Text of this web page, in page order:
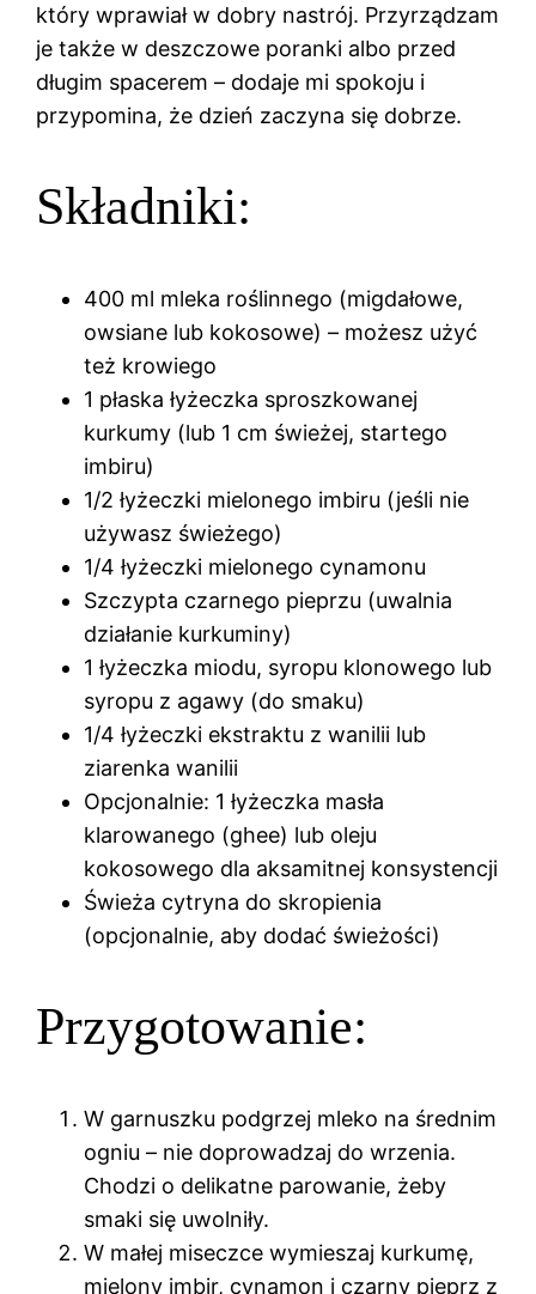
który wprawiał w dobry nastrój. Przyrządzam
je także w deszczowe poranki albo przed
długim spacerem – dodaje mi spokoju i
przypomina, że dzień zaczyna się dobrze.
Składniki:
400 ml mleka roślinnego (migdałowe,
owsiane lub kokosowe) – możesz użyć
też krowiego
1 płaska łyżeczka sproszkowanej
kurkumy (lub 1 cm świeżej, startego
imbiru)
1/2 łyżeczki mielonego imbiru (jeśli nie
używasz świeżego)
1/4 łyżeczki mielonego cynamonu
Szczypta czarnego pieprzu (uwalnia
działanie kurkuminy)
1 łyżeczka miodu, syropu klonowego lub
syropu z agawy (do smaku)
1/4 łyżeczki ekstraktu z wanilii lub
ziarenka wanilii
Opcjonalnie: 1 łyżeczka masła
klarowanego (ghee) lub oleju
kokosowego dla aksamitnej konsystencji
Świeża cytryna do skropienia
(opcjonalnie, aby dodać świeżości)
Przygotowanie:
W garnuszku podgrzej mleko na średnim
ogniu – nie doprowadzaj do wrzenia.
Chodzi o delikatne parowanie, żeby
smaki się uwolniły.
W małej miseczce wymieszaj kurkumę,
mielony imbir, cynamon i czarny pieprz z